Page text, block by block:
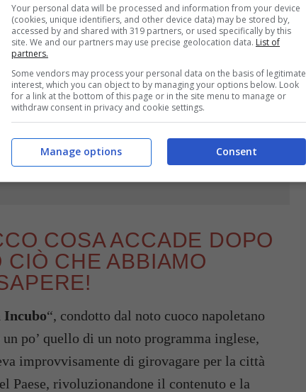
che sicuramente in tanti si pongono è “è
Davvero dopo il locale ‘risorge’?“. A queste
insieme cosa ci dicono al riguardo.
di un grande amore? Il flirt che fa
COSA ACCADE DOPO
CIÒ CHE ABBIAMO
Incubo“, condotto dal noto cuoco napoletano
po’ quello di un noto programma inglese,
improvvisamente di girovagare per la città
Paese, rivoluzionandone il contenuto e la
Your personal data will be processed and information from your device
(cookies, unique identifiers, and other device data) may be stored by,
accessed by and shared with 319 partners, or used specifically by this
site. We and our partners may use precise geolocation data. List of
partners.
Some vendors may process your personal data on the basis of legitimate
interest, which you can object to by managing your options below. Look
for a link at the bottom of this page or in the site menu to manage or
withdraw consent in privacy and cookie settings.
Consent
Manage options